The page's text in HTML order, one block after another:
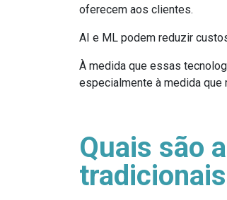
oferecem aos clientes.
AI e ML podem reduzir
À medida que essas
especialmente à medida
Quais são